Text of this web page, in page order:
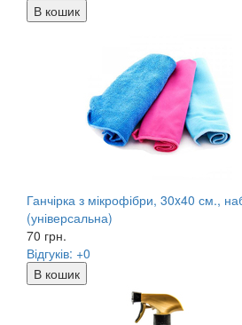
В кошик
Ганчірка з мікрофібри, 30x40 см.,
(універсальна)
70 грн.
Відгуків: +0
В кошик